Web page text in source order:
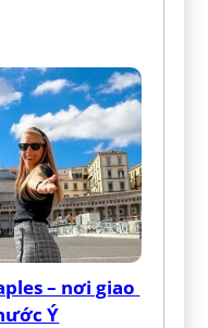
– nơi giao
Ý